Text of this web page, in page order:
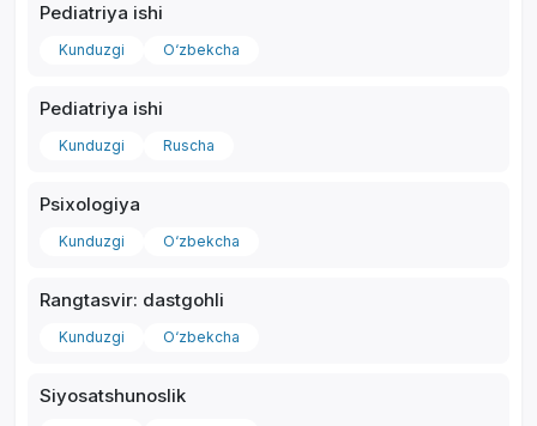
Pediatriya ishi
Kunduzgi O‘zbekcha
Pediatriya ishi
Kunduzgi Ruscha
Psixologiya
Kunduzgi O‘zbekcha
Rangtasvir: dastgohli
Kunduzgi O‘zbekcha
Siyosatshunoslik